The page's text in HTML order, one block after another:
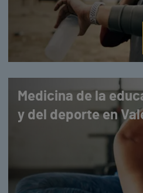
Medicina de la
y del deporte en